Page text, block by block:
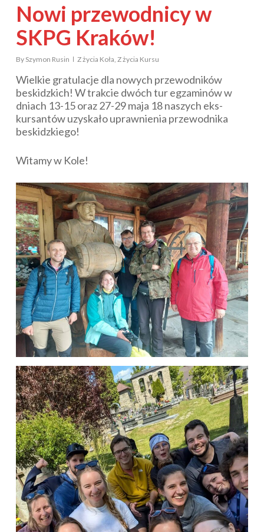
Nowi przewodnicy w
SKPG Kraków!
By Szymon Rusin Z życia Koła, Z życia Kursu
Wielkie gratulacje dla nowych przewodników
beskidzkich! W trakcie dwóch tur egzaminów w
dniach 13-15 oraz 27-29 maja 18 naszych eks-
kursantów uzyskało uprawnienia przewodnika
beskidzkiego!
Witamy w Kole!